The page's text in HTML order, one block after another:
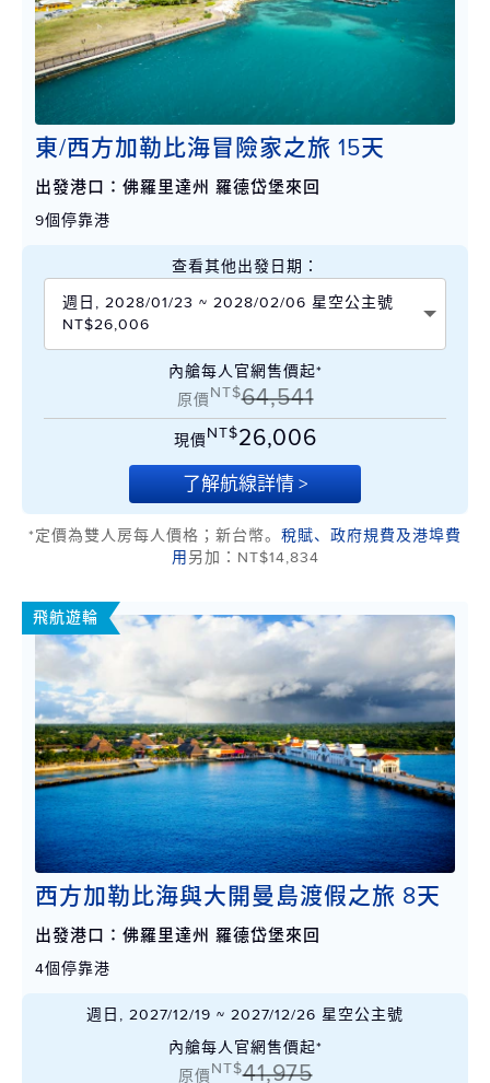
東/西方加勒比海冒險家之旅 15天
出發港口：佛羅里達州 羅德岱堡來回
9個停靠港
查看其他出發日期：
週日, 2028/01/23 ~ 2028/02/06 星空公主號
NT$26,006
內艙每人官網售價起*
原價NT$64,541
現價NT$26,006
了解航線詳情 >
*定價為雙人房每人價格；新台幣。 稅賦、政府規費及港埠費
用 另加：NT$14,834
飛航遊輪
西方加勒比海與大開曼島渡假之旅 8天
出發港口：佛羅里達州 羅德岱堡來回
4個停靠港
週日, 2027/12/19 ~ 2027/12/26 星空公主號
內艙每人官網售價起*
原價NT$41,975